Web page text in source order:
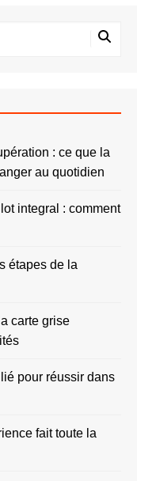
: ce que la
au quotidien
integral : comment
étapes de la
carte grise
pour réussir dans
fait toute la